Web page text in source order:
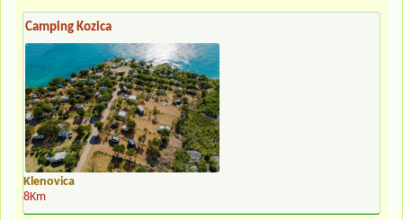
Camping Kozica
Klenovica
8Km